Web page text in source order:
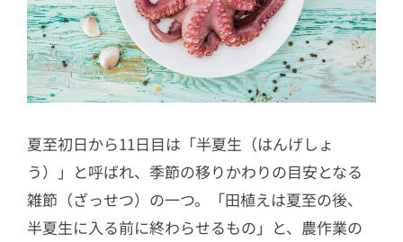
夏至初日から11日目は「半夏生（はんげしょ
う）」と呼ばれ、季節の移りかわりの目安となる
雑節（ざっせつ）の一つ。「田植えは夏至の後、
半夏生に入る前に終わらせるもの」と、農作業の